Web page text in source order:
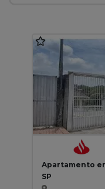
Apartamento
SP